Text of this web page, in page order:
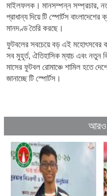
মাইলফলক। মানসম্পন্ন সম্প্রচার,
প্রাধান্য দিয়ে টি স্পোর্টস
মানদণ্ড তৈরি করছে।
ফুটবলের সবচেয়ে বড় এই মহোৎসবের
সব মুহূর্ত, ঐতিহাসিক ম্যাচ এবং নতুন
মাসের ফুটবল রোমাঞ্চে শামিল হতে
জানাচ্ছে টি স্পোর্টস।
আরও